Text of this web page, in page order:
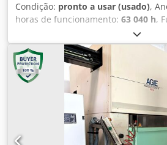
Condição: pronto a usar (usado),
horas de funcionamento: 63 040 h,
, Sem preço
garantida pelo lance mais alto!
Configuração da máquina Guias
unidades Unidade de fresagem: 1
perfuração transversal: 2 unidades
unidade Unidades de usinagem
apenas no eixo X Posição frontal 1:
deslocamento apenas para frente e
frontais 2 a 4: Mandris rotativos